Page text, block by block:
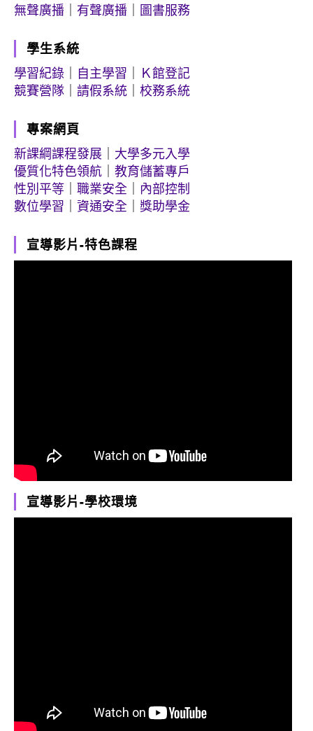
無聲廣播
有聲廣播 圖書服務
學生系統
學習紀錄
自主學習
Ｋ館登記
競賽營隊
請假系統 校務系統
專案網頁
新課綱課程發展
大學多元入學
優質化特色領航
教育儲蓄專戶
性別平等
職業安全
內部控制
數位學習
資通安全 獎助學金
宣導影片-特色課程
宣導影片-學校環境